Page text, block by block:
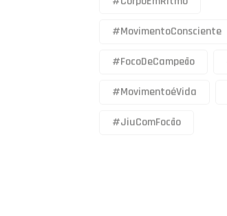
#MovimentoConsciente
#FocoDeCampeão
#MovimentoéVida
#JiuComFocão